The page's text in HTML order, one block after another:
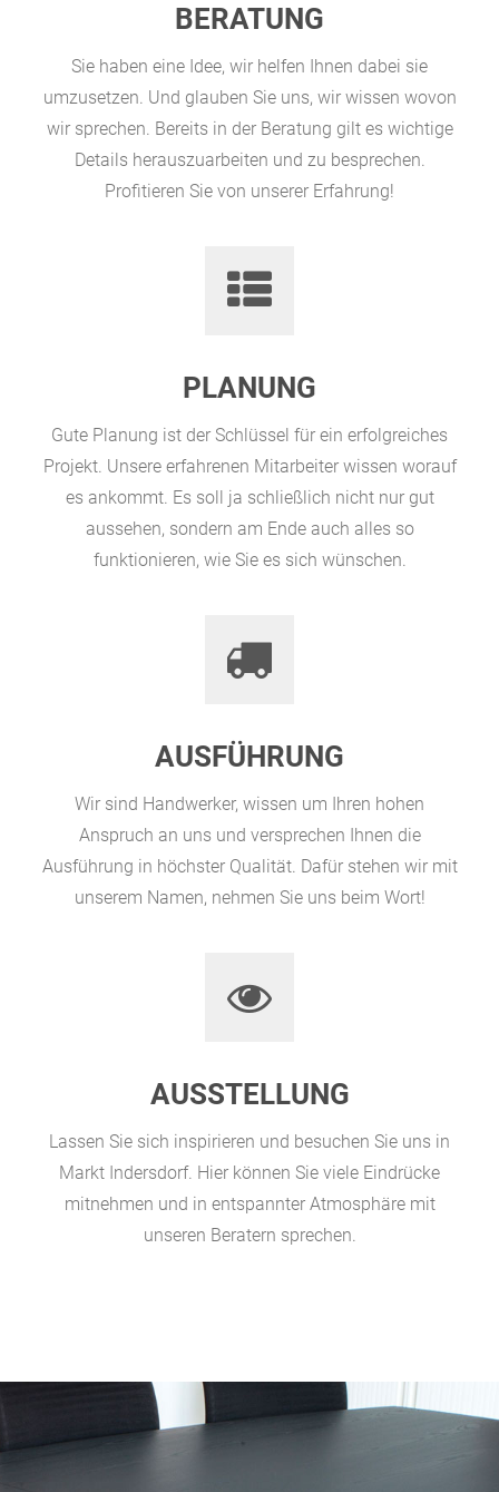
BERATUNG
Sie haben eine Idee, wir helfen Ihnen dabei sie
umzusetzen. Und glauben Sie uns, wir wissen wovon
wir sprechen. Bereits in der Beratung gilt es wichtige
Details herauszuarbeiten und zu besprechen.
Profitieren Sie von unserer Erfahrung!
PLANUNG
Gute Planung ist der Schlüssel für ein erfolgreiches
Projekt. Unsere erfahrenen Mitarbeiter wissen worauf
es ankommt. Es soll ja schließlich nicht nur gut
aussehen, sondern am Ende auch alles so
funktionieren, wie Sie es sich wünschen.
AUSFÜHRUNG
Wir sind Handwerker, wissen um Ihren hohen
Anspruch an uns und versprechen Ihnen die
Ausführung in höchster Qualität. Dafür stehen wir mit
unserem Namen, nehmen Sie uns beim Wort!
AUSSTELLUNG
Lassen Sie sich inspirieren und besuchen Sie uns in
Markt Indersdorf. Hier können Sie viele Eindrücke
mitnehmen und in entspannter Atmosphäre mit
unseren Beratern sprechen.